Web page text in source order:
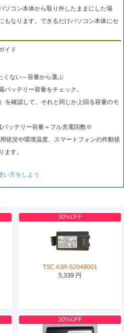
ソコン本体から取り外したままにした場
もなります。できるだけパソコン本体にセ
イド
くない～容量から選ぶ
バッテリー容量をチェック。
を確認して、それと同じか上回る容量のモ
バッテリー容量＝フル充電回数※
状況や環境温度、スマートフォンの作動状
ます。
い方をしよう
30%OFF
TSC A3R-52048001
5,339 円
30%OFF